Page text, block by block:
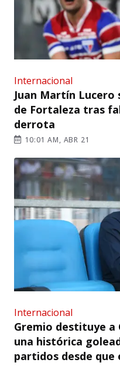
Internacional
Juan Martín
de Fortaleza tras
derrota
10:01 AM, ABR 21
Internacional
Gremio destituye
una histórica
partidos desde